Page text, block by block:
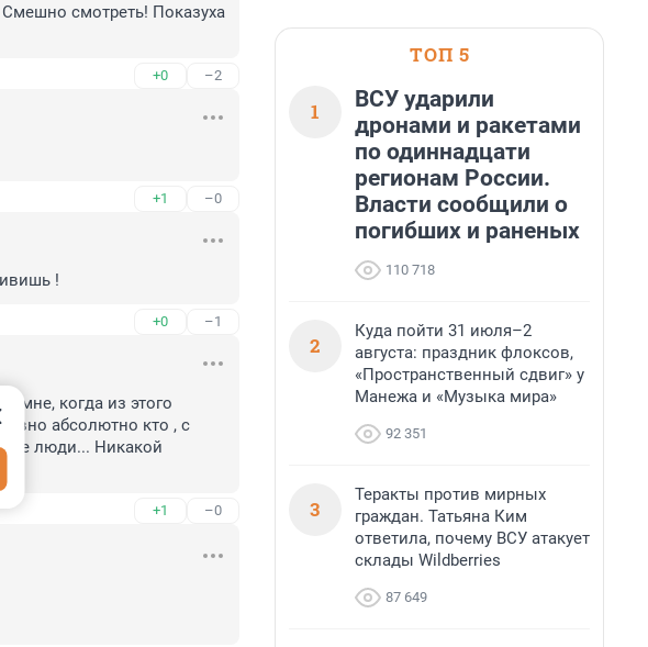
смотреть! Показуха
+0 –2
+1 –0
!
+0 –1
мне, когда из этого
абсолютно кто , с
люди... Никакой
+1 –0
ТОП 5
1
ВСУ ударили
дронами и ракетами
по одиннадцати
регионам России.
Власти сообщили о
погибших и раненых
110 718
2
Куда пойти 31 июля–2
августа: праздник флоксов,
«Пространственный сдвиг» у
Манежа и «Музыка мира»
92 351
3
Теракты против мирных
граждан. Татьяна Ким
ответила, почему ВСУ атакует
склады Wildberries
87 649